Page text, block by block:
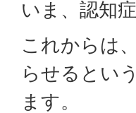
いま、認知
これからは
らせるとい
ます。